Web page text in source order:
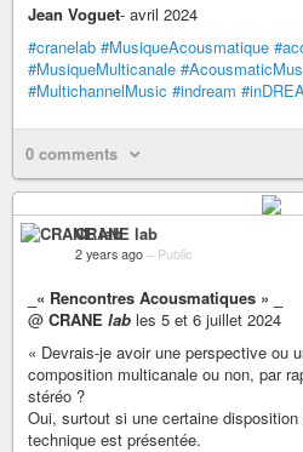
Jean Voguet- avril 2024
#cranelab #MusiqueAcousmatique
#MusiqueMulticanale
#MultichannelMusic #indream
0 comments
CRANE lab
2 years ago – Public
_« Rencontres Acousmatiques » _
@ CRANE lab les 5 et 6 juillet 2024
« Devrais-je avoir une perspective ou
composition multicanale ou non, par
stéréo ?
Oui, surtout si une certaine
technique est présentée.